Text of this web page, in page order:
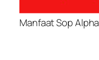
Manfaat Sop Alpha